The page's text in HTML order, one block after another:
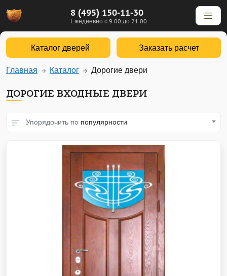
8 (495) 150-11-30
Ежедневно с 9:00 до 21:00
Каталог дверей Заказать расчет
Главная Каталог Дорогие двери
ДОРОГИЕ ВХОДНЫЕ ДВЕРИ
Упорядочить по популярности